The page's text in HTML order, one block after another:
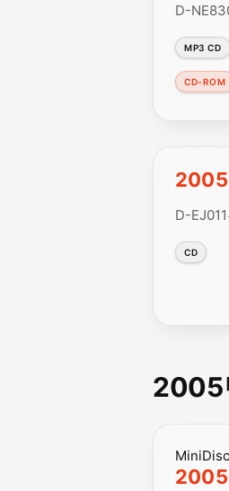
D-
MP3 CD
CD-ROM
2005
D-
CD
2005
MiniDisc
2005